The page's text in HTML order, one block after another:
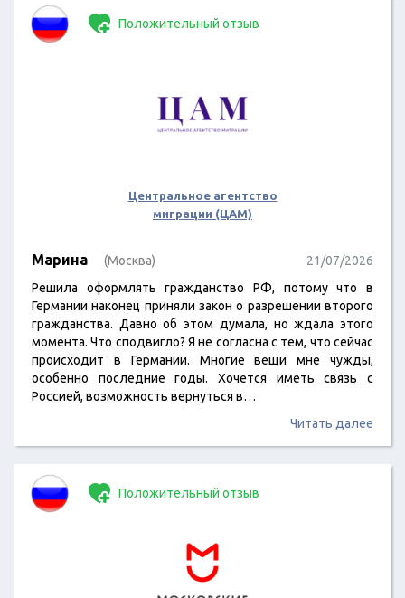
Положительный отзыв
Центральное агентство
миграции (ЦАМ)
Марина (Москва)
21/07/2026
Решила оформлять гражданство РФ, потому что в
Германии наконец приняли закон о разрешении второго
гражданства. Давно об этом думала, но ждала этого
момента. Что сподвигло? Я не согласна с тем, что сейчас
происходит в Германии. Многие вещи мне чужды,
особенно последние годы. Хочется иметь связь с
Россией, возможность вернуться в…
Читать далее
Положительный отзыв